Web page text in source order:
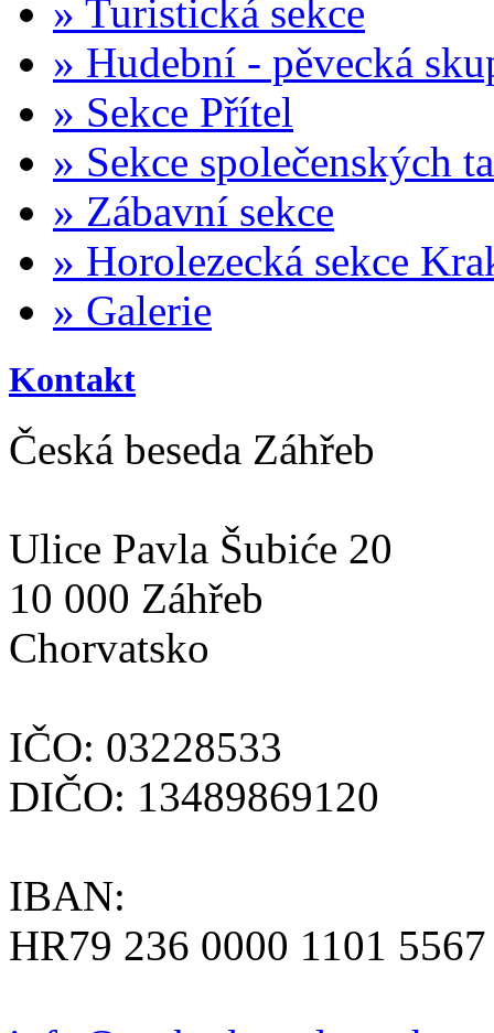
» Turistická sekce
» Hudební - pěvecká
» Sekce Přítel
» Sekce společenských
» Zábavní sekce
» Horolezecká sekce
» Galerie
Kontakt
Česká beseda Záhřeb
Ulice Pavla Šubiće 20
10 000 Záhřeb
Chorvatsko
IČO: 03228533
DIČO: 13489869120
IBAN:
HR79 236 0000 1101